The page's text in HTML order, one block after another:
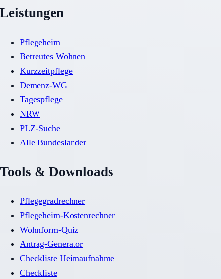
Leistungen
Pflegeheim
Betreutes Wohnen
Kurzzeitpflege
Demenz-WG
Tagespflege
NRW
PLZ-Suche
Alle Bundesländer
Tools & Downloads
Pflegegradrechner
Pflegeheim-Kostenrechner
Wohnform-Quiz
Antrag-Generator
Checkliste Heimaufnahme
Checkliste